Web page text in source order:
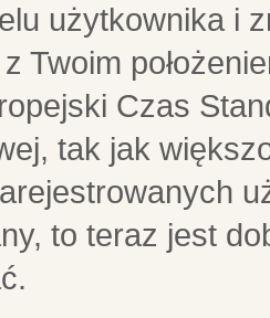
użytkownika i
z Twoim
Czas
tak jak
to teraz jest